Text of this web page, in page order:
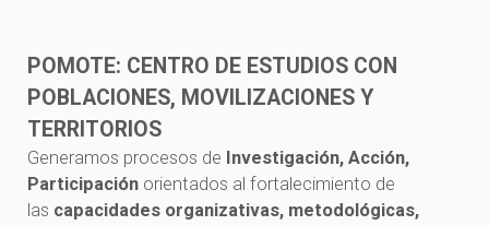
POMOTE: CENTRO DE ESTUDIOS CON
POBLACIONES, MOVILIZACIONES Y
TERRITORIOS
Generamos procesos de Investigación, Acción,
Participación orientados al fortalecimiento de
las capacidades organizativas, metodológicas,